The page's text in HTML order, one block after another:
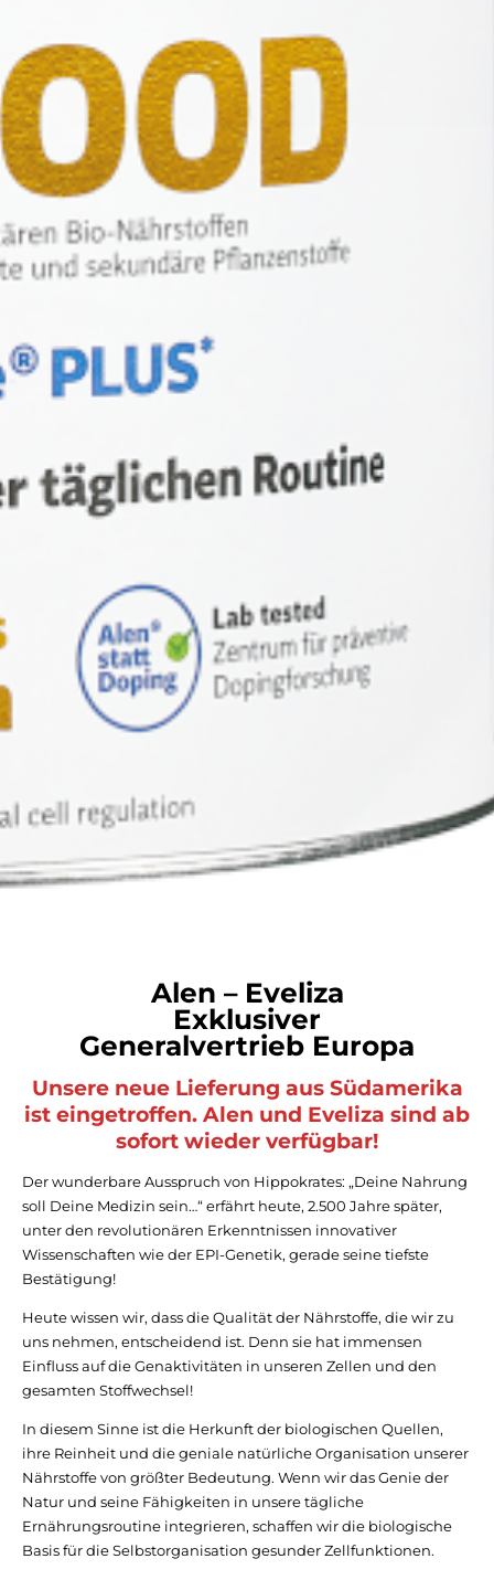
Alen – Eveliza
Exklusiver
Generalvertrieb Europa
Unsere neue Lieferung aus Südamerika
ist eingetroffen. Alen und Eveliza sind ab
sofort wieder verfügbar!
Der wunderbare Ausspruch von Hippokrates: „Deine Nahrung
soll Deine Medizin sein…“ erfährt heute, 2.500 Jahre später,
unter den revolutionären Erkenntnissen innovativer
Wissenschaften wie der EPI-Genetik, gerade seine tiefste
Bestätigung!
Heute wissen wir, dass die Qualität der Nährstoffe, die wir zu
uns nehmen, entscheidend ist. Denn sie hat immensen
Einfluss auf die Genaktivitäten in unseren Zellen und den
gesamten Stoffwechsel!
In diesem Sinne ist die Herkunft der biologischen Quellen,
ihre Reinheit und die geniale natürliche Organisation unserer
Nährstoffe von größter Bedeutung. Wenn wir das Genie der
Natur und seine Fähigkeiten in unsere tägliche
Ernährungsroutine integrieren, schaffen wir die biologische
Basis für die Selbstorganisation gesunder Zellfunktionen.